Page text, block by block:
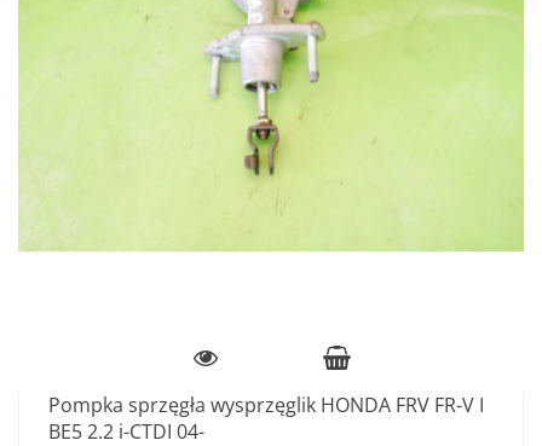
Pompka sprzęgła wysprzęglik HONDA FRV FR-V I
BE5 2.2 i-CTDI 04-